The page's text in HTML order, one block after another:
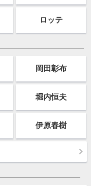
ロッテ
岡田彰布
堀内恒夫
伊原春樹